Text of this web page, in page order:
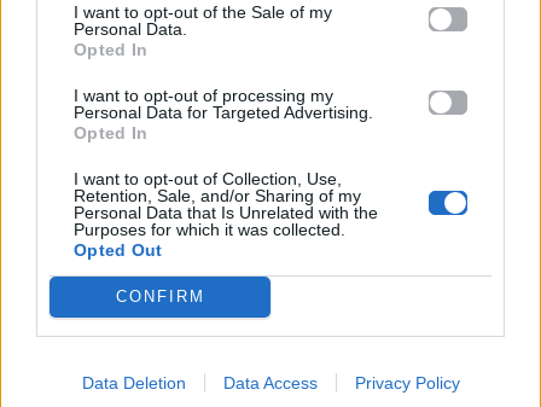
I want to opt-out of the Sale of my
Personal Data.
Opted In
I want to opt-out of processing my
Personal Data for Targeted Advertising.
Opted In
I want to opt-out of Collection, Use,
Retention, Sale, and/or Sharing of my
Personal Data that Is Unrelated with the
Purposes for which it was collected.
Opted Out
CONFIRM
Data Deletion Data Access Privacy Policy
Courtney στα MAD
μανικιούρ της